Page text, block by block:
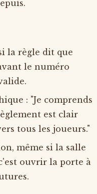
la règle dit que
le numéro
: "Je comprends
est clair
tous les joueurs."
même si la salle
ouvrir la porte à